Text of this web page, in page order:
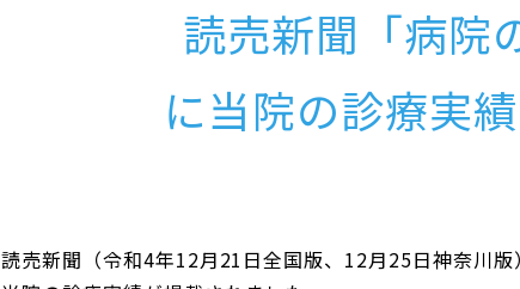
読売新聞「病院
に当院の診療実
読売新聞（令和4年12月21日全国版、12月25日神奈川